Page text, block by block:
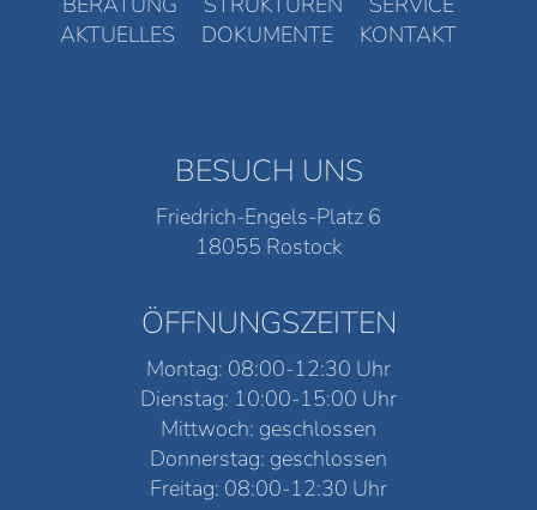
AKTUELLES
DOKUMENTE KONTAKT
BESUCH UNS
Friedrich-Engels-Platz 6
18055 Rostock
ÖFFNUNGSZEITEN
Montag: 08:00-12:30 Uhr
Dienstag: 10:00-15:00 Uhr
Mittwoch: geschlossen
Donnerstag: geschlossen
Freitag: 08:00-12:30 Uhr